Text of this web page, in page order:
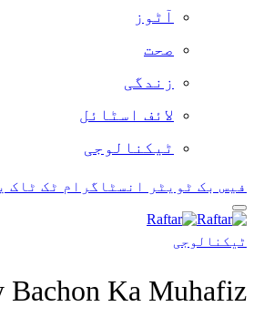
آٹوز
صحت
زندگی
لائف اسٹائل
ٹیکنالوجی
فیس بک ٹویٹر انسٹاگرام ٹک ٹاک
ٹیکنالوجی
Bachon Ka Muhafiz